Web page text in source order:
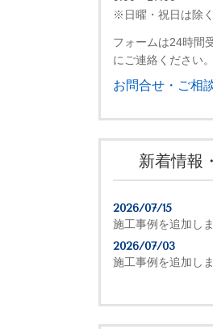
※日曜・祝日は除く
フォームは24時間
にご連絡ください。
お問合せ・ご相
新着情報
2026/07/15
施工事例を追加しま
2026/07/03
施工事例を追加しま